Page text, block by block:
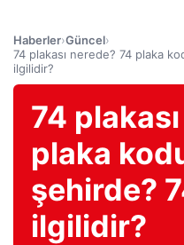
Haberler›Güncel›
74 plakası nerede? 74 plaka
ilgilidir?
74
plaka
şehirde?
ilgilidir?